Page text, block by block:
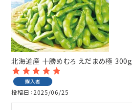
北海道産 十勝めむろ えだまめ極 300g
購入者
投稿日 2025/06/25